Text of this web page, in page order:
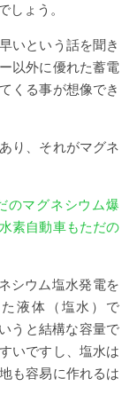
しょう。
いという話を聞き
以外に優れた蓄電
くる事が想像でき
り、それがマグネ
のマグネシウム爆
素自動車もただの
シウム塩水発電を
液体（塩水）で
うと結構な容量で
いですし、塩水は
も容易に作れるは